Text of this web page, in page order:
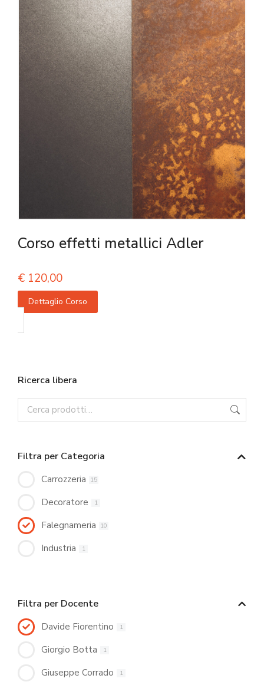
Corso effetti metallici Adler
€ 120,00
Dettaglio Corso
Ricerca libera
Filtra per Categoria
Carrozzeria 15
Decoratore 1
Falegnameria 10
Industria 1
Filtra per Docente
Davide Fiorentino 1
Giorgio Botta 1
Giuseppe Corrado 1